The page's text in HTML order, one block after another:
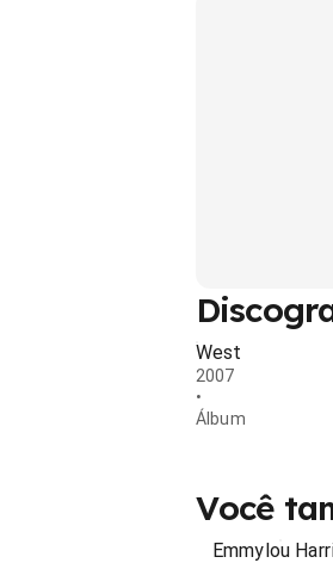
West
2007
•
Álbum
Você
Emmylou